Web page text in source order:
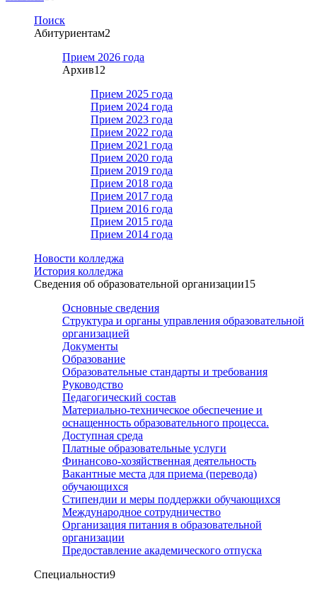
Поиск
Абитуриентам2
Прием 2026 года
Архив12
Прием 2025 года
Прием 2024 года
Прием 2023 года
Прием 2022 года
Прием 2021 года
Прием 2020 года
Прием 2019 года
Прием 2018 года
Прием 2017 года
Прием 2016 года
Прием 2015 года
Прием 2014 года
Новости колледжа
История колледжа
Сведения об образовательной организации15
Основные сведения
Структура и органы управления образовательной
организацией
Документы
Образование
Образовательные стандарты и требования
Руководство
Педагогический состав
Материально-техническое обеспечение и
оснащенность образовательного процесса.
Доступная среда
Платные образовательные услуги
Финансово-хозяйственная деятельность
Вакантные места для приема (перевода)
обучающихся
Стипендии и меры поддержки обучающихся
Международное сотрудничество
Организация питания в образовательной
организации
Предоставление академического отпуска
Специальности9